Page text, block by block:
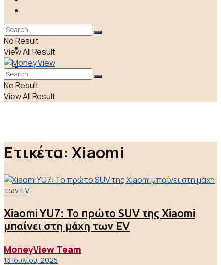
ΕΛΛΑΔΑ
ΑΠΟΨΕΙΣ
LIFE & CULTURE
No Result
View All Result
No Result
View All Result
Ετικέτα: Xiaomi
Xiaomi YU7: Το πρώτο SUV της Xiaomi
μπαίνει στη μάχη των EV
MoneyView Team
13 Ιουλίου, 2025